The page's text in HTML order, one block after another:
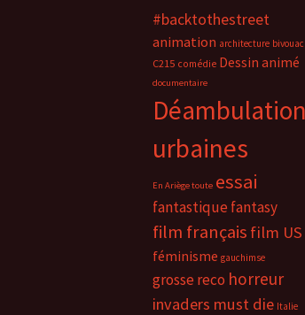
#backtothestreet
animation architecture bivouac
C215 comédie Dessin animé
documentaire
urbaines
En Ariège toute essai
fantastiquefantasy
film français film US
féminisme gauchimse
grosse reco horreur
invaders must die Italie